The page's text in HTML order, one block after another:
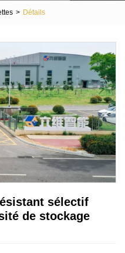
> Détails
sélectif
de stockage